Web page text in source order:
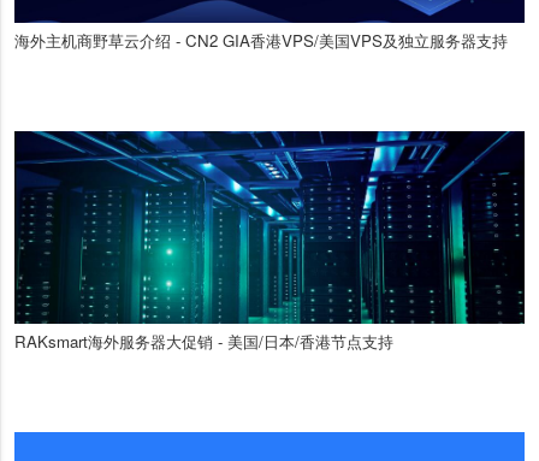
海外主机商野草云介绍 - CN2 GIA香港VPS/美国VPS及独立服务器支持
RAKsmart海外服务器大促销 - 美国/日本/香港节点支持